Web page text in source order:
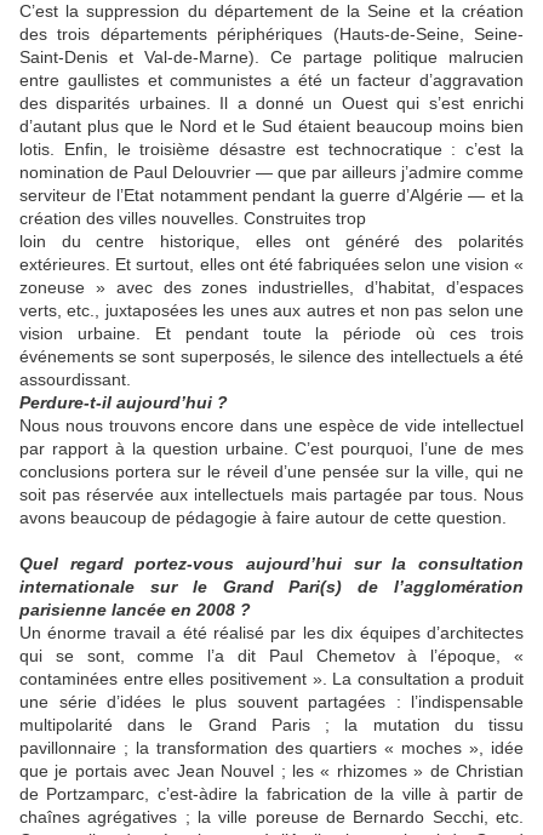
C’est la suppression du département de la Seine et la création
des trois départements périphériques (Hauts-de-Seine, Seine-
Saint-Denis et Val-de-Marne). Ce partage politique malrucien
entre gaullistes et communistes a été un facteur d’aggravation
des disparités urbaines. Il a donné un Ouest qui s’est enrichi
d’autant plus que le Nord et le Sud étaient beaucoup moins bien
lotis. Enfin, le troisième désastre est technocratique : c’est la
nomination de Paul Delouvrier — que par ailleurs j’admire comme
serviteur de l’Etat notamment pendant la guerre d’Algérie — et la
création des villes nouvelles. Construites trop
loin du centre historique, elles ont généré des polarités
extérieures. Et surtout, elles ont été fabriquées selon une vision «
zoneuse » avec des zones industrielles, d’habitat, d’espaces
verts, etc., juxtaposées les unes aux autres et non pas selon une
vision urbaine. Et pendant toute la période où ces trois
événements se sont superposés, le silence des intellectuels a été
assourdissant.
Perdure-t-il aujourd’hui ?
Nous nous trouvons encore dans une espèce de vide intellectuel
par rapport à la question urbaine. C’est pourquoi, l’une de mes
conclusions portera sur le réveil d’une pensée sur la ville, qui ne
soit pas réservée aux intellectuels mais partagée par tous. Nous
avons beaucoup de pédagogie à faire autour de cette question.
Quel regard portez-vous aujourd’hui sur la consultation
internationale sur le Grand Pari(s) de l’agglomération
parisienne lancée en 2008 ?
Un énorme travail a été réalisé par les dix équipes d’architectes
qui se sont, comme l’a dit Paul Chemetov à l’époque, «
contaminées entre elles positivement ». La consultation a produit
une série d’idées le plus souvent partagées : l’indispensable
multipolarité dans le Grand Paris ; la mutation du tissu
pavillonnaire ; la transformation des quartiers « moches », idée
que je portais avec Jean Nouvel ; les « rhizomes » de Christian
de Portzamparc, c’est-àdire la fabrication de la ville à partir de
chaînes agrégatives ; la ville poreuse de Bernardo Secchi, etc.